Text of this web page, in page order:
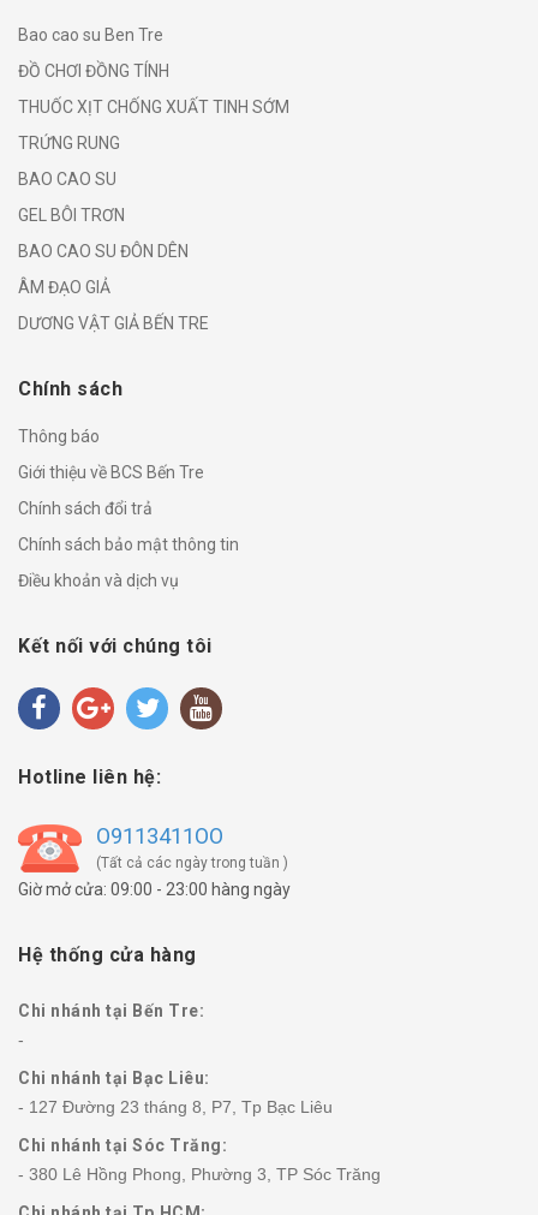
Bao cao su Ben Tre
ĐỒ CHƠI ĐỒNG TÍNH
THUỐC XỊT CHỐNG XUẤT TINH SỚM
TRỨNG RUNG
BAO CAO SU
GEL BÔI TRƠN
BAO CAO SU ĐÔN DÊN
ÂM ĐẠO GIẢ
DƯƠNG VẬT GIẢ BẾN TRE
Chính sách
Thông báo
Giới thiệu về BCS Bến Tre
Chính sách đổi trả
Chính sách bảo mật thông tin
Điều khoản và dịch vụ
Kết nối với chúng tôi
Hotline liên hệ:
O9113411OO
(Tất cả các ngày trong tuần )
Giờ mở cửa: 09:00 - 23:00 hàng ngày
Hệ thống cửa hàng
Chi nhánh tại Bến Tre:
-
Chi nhánh tại Bạc Liêu:
- 127 Đường 23 tháng 8, P7, Tp Bạc Liêu
Chi nhánh tại Sóc Trăng:
- 380 Lê Hồng Phong, Phường 3, TP Sóc Trăng